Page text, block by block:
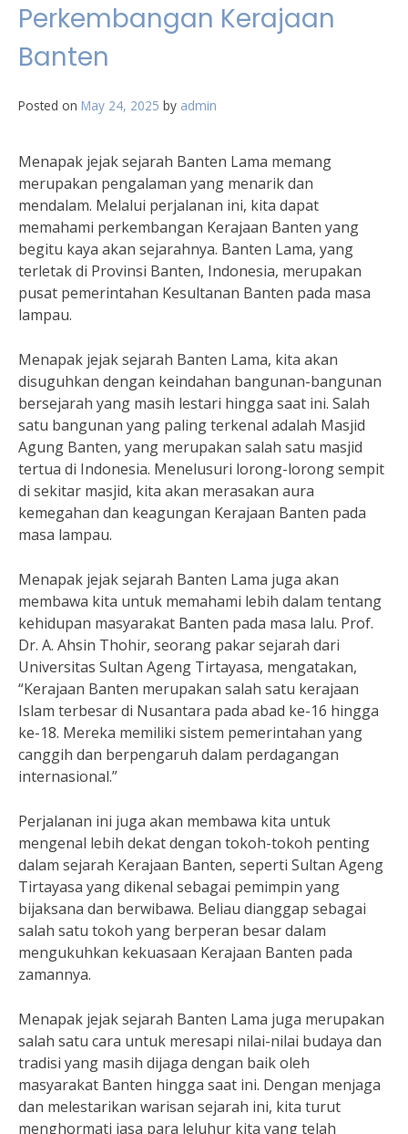
Perkembangan Kerajaan
Banten
Posted on May 24, 2025 by admin
Menapak jejak sejarah Banten Lama memang
merupakan pengalaman yang menarik dan
mendalam. Melalui perjalanan ini, kita dapat
memahami perkembangan Kerajaan Banten yang
begitu kaya akan sejarahnya. Banten Lama, yang
terletak di Provinsi Banten, Indonesia, merupakan
pusat pemerintahan Kesultanan Banten pada masa
lampau.
Menapak jejak sejarah Banten Lama, kita akan
disuguhkan dengan keindahan bangunan-bangunan
bersejarah yang masih lestari hingga saat ini. Salah
satu bangunan yang paling terkenal adalah Masjid
Agung Banten, yang merupakan salah satu masjid
tertua di Indonesia. Menelusuri lorong-lorong sempit
di sekitar masjid, kita akan merasakan aura
kemegahan dan keagungan Kerajaan Banten pada
masa lampau.
Menapak jejak sejarah Banten Lama juga akan
membawa kita untuk memahami lebih dalam tentang
kehidupan masyarakat Banten pada masa lalu. Prof.
Dr. A. Ahsin Thohir, seorang pakar sejarah dari
Universitas Sultan Ageng Tirtayasa, mengatakan,
“Kerajaan Banten merupakan salah satu kerajaan
Islam terbesar di Nusantara pada abad ke-16 hingga
ke-18. Mereka memiliki sistem pemerintahan yang
canggih dan berpengaruh dalam perdagangan
internasional.”
Perjalanan ini juga akan membawa kita untuk
mengenal lebih dekat dengan tokoh-tokoh penting
dalam sejarah Kerajaan Banten, seperti Sultan Ageng
Tirtayasa yang dikenal sebagai pemimpin yang
bijaksana dan berwibawa. Beliau dianggap sebagai
salah satu tokoh yang berperan besar dalam
mengukuhkan kekuasaan Kerajaan Banten pada
zamannya.
Menapak jejak sejarah Banten Lama juga merupakan
salah satu cara untuk meresapi nilai-nilai budaya dan
tradisi yang masih dijaga dengan baik oleh
masyarakat Banten hingga saat ini. Dengan menjaga
dan melestarikan warisan sejarah ini, kita turut
menghormati jasa para leluhur kita yang telah